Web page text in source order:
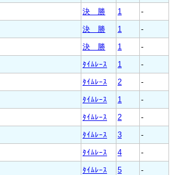
決 勝 1
-
決 勝 1
-
決 勝 1
-
ﾀｲﾑﾚｰｽ 1
-
ﾀｲﾑﾚｰｽ 2
-
ﾀｲﾑﾚｰｽ 1
-
ﾀｲﾑﾚｰｽ 2
-
ﾀｲﾑﾚｰｽ 3
-
ﾀｲﾑﾚｰｽ 4
-
ﾀｲﾑﾚｰｽ 5
-